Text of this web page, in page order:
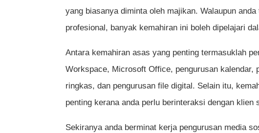
yang biasanya diminta oleh majikan. Walaupun
profesional, banyak kemahiran ini boleh dipelajari
Antara kemahiran asas yang penting termasuklah
Workspace, Microsoft Office, pengurusan kalendar,
ringkas, dan pengurusan file digital. Selain itu,
penting kerana anda perlu berinteraksi dengan klien
Sekiranya anda berminat kerja pengurusan media